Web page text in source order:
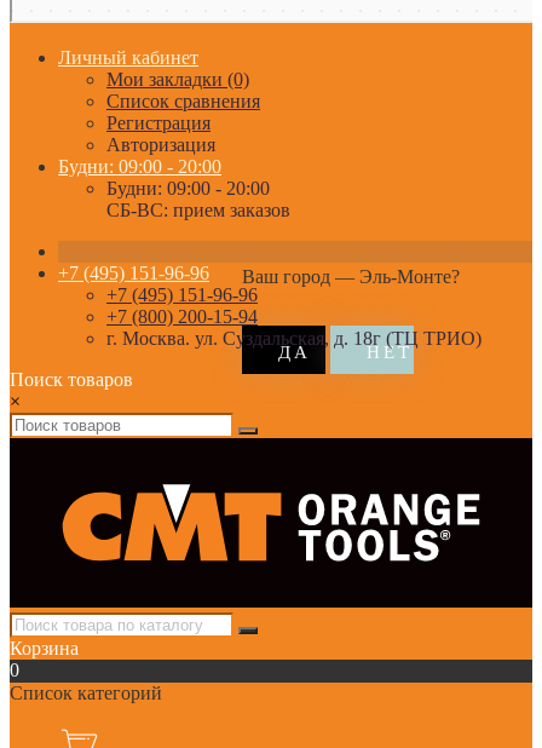
Личный кабинет
Мои закладки (0)
Список сравнения
Регистрация
Авторизация
Будни: 09:00 - 20:00
Будни: 09:00 - 20:00
СБ-ВС: прием заказов
Ваш город — Эль-Монте?
+7 (495) 151-96-96
+7 (495) 151-96-96
+7 (800) 200-15-94
г. Москва. ул. Суздальская, д. 18г (ТЦ ТРИО)
Поиск товаров
×
Корзина
0
Список категорий